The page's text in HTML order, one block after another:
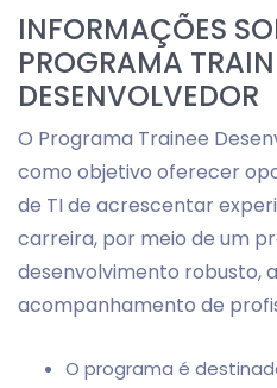
INFORMAÇÕES
PROGRAMA
DESENVOLVEDOR
O Programa Trainee
como objetivo oferecer
de TI de acrescentar
carreira, por meio de um
desenvolvimento robusto,
acompanhamento de
O programa é